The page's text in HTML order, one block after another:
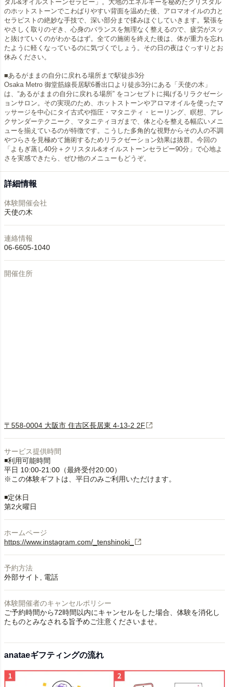
タル&オイルストーンセラピー」。大地のエネルギーを秘めたクリスタル
のホットストーンでこわばりやすい背面を温めた後、アロマオイルの力と
セラピストの絶妙な手技で、深い部分まで揉みほぐしていきます。緊張を
やさしく取りのぞき、心身のバランスを無理なく整えるので、疲労がスッ
と抜けていくのがわかるはず。全ての施術を終えた後は、体が重力を忘れ
たように軽くなっているのに気づくでしょう。その日の夜はぐっすりとお
休みください。
■あるがままの自分に戻れる場所まで駅徒歩3分
Osaka Metro 御堂筋線長居駅6番出口より徒歩3分にある「天使の木」
は、“あるがままの自分に戻れる場所” をコンセプトに掲げるリラクゼーシ
ョンサロン。その実現のため、ホットストーンやアロマオイルを使ったマ
ッサージを中心にタイ古式や指圧・マタニティ・ヒーリング、瞑想、アレ
クサンダーテクニーク、マタニティヨガまで、体と心を整える幅広いメニ
ューを揃えているのが特徴です。こうした多角的な視野からその人の不調
やつらさを見極めて施術するためリラクゼーション効果は抜群。今回の
「よもぎ蒸し40分＋クリスタル&オイルストーンセラピー90分」で心地よ
詳細情報
体験開催会社
天使の木
連絡情報
06-6605-1040
開催住所
〒558-0004 大阪市 住吉区長居東 4-13-2 2F
サービス提供時間
◾️利用可能時間
平日 10:00-21:00（最終受付20:00）
※この体験ギフトは、平日のみご利用いただけます。
◾️定休日
第2火曜日
ホームページ
https://www.instagram.com/_tenshinoki_
予約方法
外部サイト
電話
体験開催者のキャンセルポリシー
ご予約時間から72時間以内にキャンセルをした場合、体験を消化し
たものとみなされる旨予めご注意くださいませ。
anataeギフティングの流れ